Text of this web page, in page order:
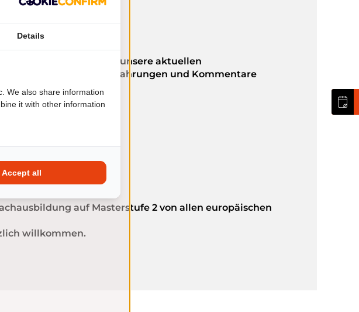
unsere Neuigkeiten, unsere aktuellen
uns auch Ihre Erfahrungen und Kommentare
auf Masterstufe 2 von allen europäischen
willkommen.
Details
We also share information
it with other information
Accept all